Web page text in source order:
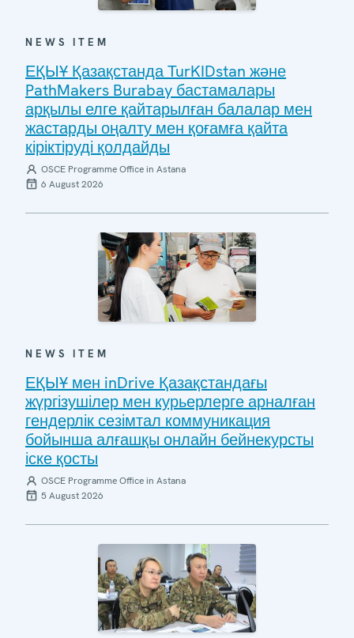
NEWS ITEM
ЕҚЫҰ Қазақстанда TurKIDstan және
PathMakers Burabay бастамалары
арқылы елге қайтарылған балалар мен
жастарды оңалту мен қоғамға қайта
кіріктіруді қолдайды
OSCE Programme Office in Astana
6 August 2026
NEWS ITEM
ЕҚЫҰ мен inDrive Қазақстандағы
жүргізушілер мен курьерлерге арналған
гендерлік сезімтал коммуникация
бойынша алғашқы онлайн бейнекурсты
іске қосты
OSCE Programme Office in Astana
5 August 2026